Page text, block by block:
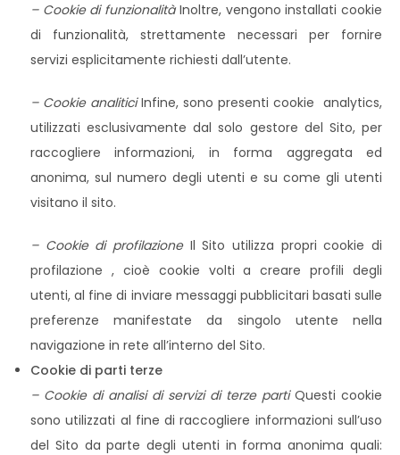
– Cookie di funzionalitàInoltre, vengono installati cookie
di funzionalità, strettamente necessari per fornire
servizi esplicitamente richiesti dall’utente.
– Cookie analiticiInfine, sono presenti cookie analytics,
utilizzati esclusivamente dal solo gestore del Sito, per
raccogliere informazioni, in forma aggregata ed
anonima, sul numero degli utenti e su come gli utenti
visitano il sito.
– Cookie di profilazione Il Sito utilizza propri cookie di
profilazione , cioè cookie volti a creare profili degli
utenti, al fine di inviare messaggi pubblicitari basati sulle
preferenze manifestate da singolo utente nella
navigazione in rete all’interno del Sito.
Cookie di parti terze
– Cookie di analisi di servizi di terze partiQuesti cookie
sono utilizzati al fine di raccogliere informazioni sull’uso
del Sito da parte degli utenti in forma anonima quali: